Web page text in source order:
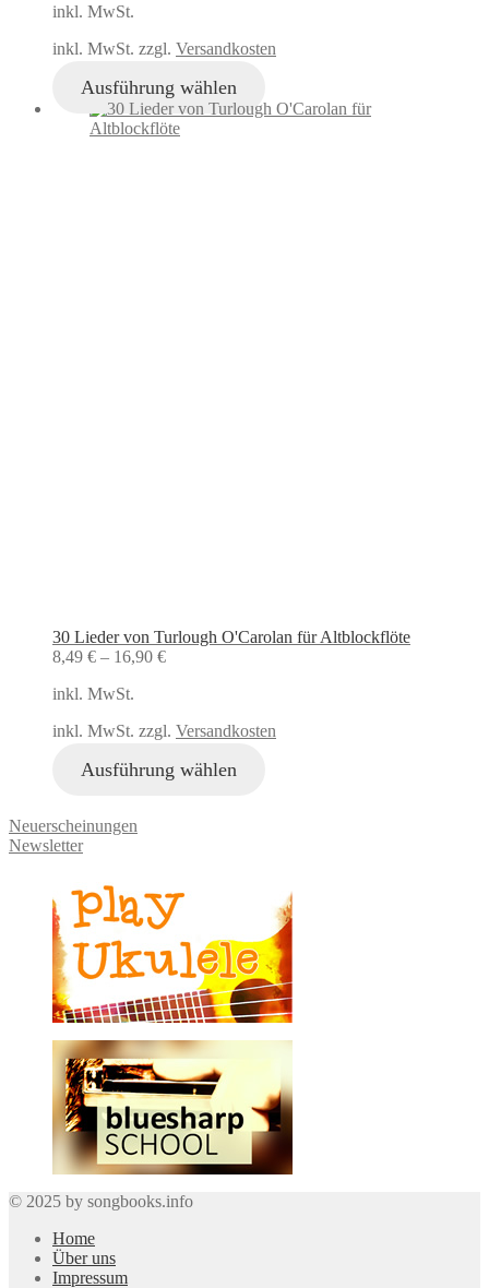
inkl. MwSt.
inkl. MwSt. zzgl. Versandkosten
Ausführung wählen
30 Lieder von Turlough O'Carolan für Altblockflöte
8,49 € – 16,90 €
inkl. MwSt.
inkl. MwSt. zzgl. Versandkosten
Ausführung wählen
Neuerscheinungen
Newsletter
© 2025 by songbooks.info
Home
Über uns
Impressum